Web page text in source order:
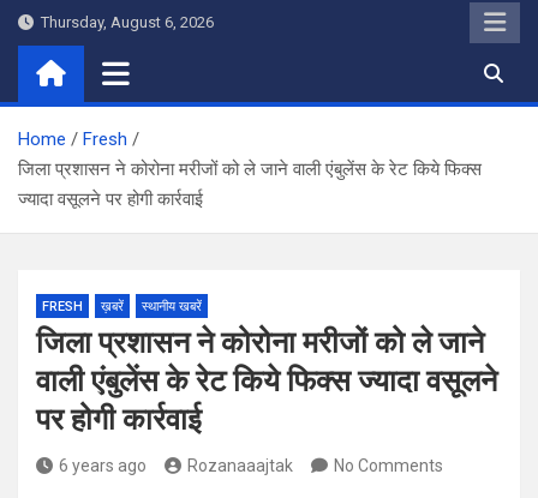
Skip
content
Thursday, August 6, 2026
Home
Fresh
जिला प्रशासन ने कोरोना मरीजों को ले जाने वाली एंबुलेंस के रेट किये फिक्स
ज्यादा वसूलने पर होगी कार्रवाई
FRESH ख़बरें स्थानीय खबरें
जिला प्रशासन ने कोरोना मरीजों को ले जाने
वाली एंबुलेंस के रेट किये फिक्स ज्यादा वसूलने
पर होगी कार्रवाई
6 years ago Rozanaaajtak No Comments